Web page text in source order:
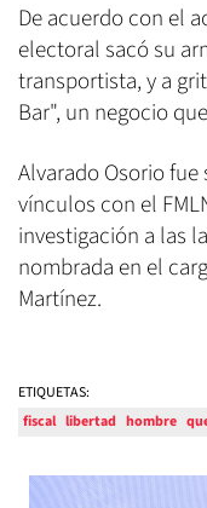
De acuerdo con el
electoral sacó su
transportista, y a
Bar", un negocio
Alvarado Osorio
vínculos con el
investigación a las
nombrada en el
Martínez.
ETIQUETAS:
fiscal libertad hombre